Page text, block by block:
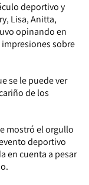
deportivo y
Lisa, Anitta,
opinando en
sobre
se le puede ver
de los
mostró el orgullo
deportivo
en cuenta a pesar